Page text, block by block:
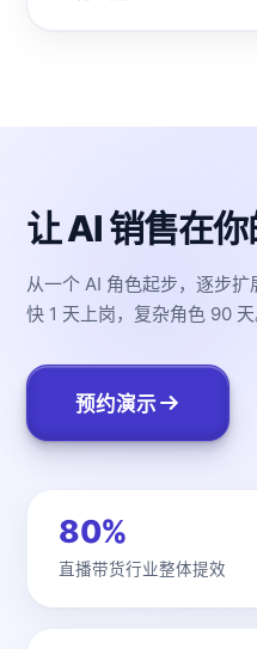
让 AI 销售在你
从一个 AI 角色起步，逐步
快 1 天上岗，复杂角色 90 天
预约演示
80%
直播带货行业整体提效